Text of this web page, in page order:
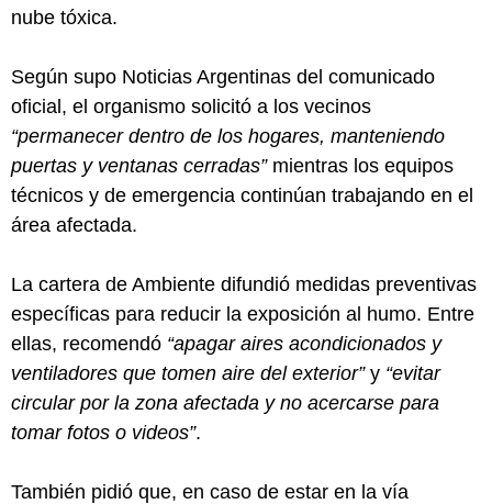
nube tóxica.
Según supo Noticias Argentinas del comunicado
oficial, el organismo solicitó a los vecinos
“permanecer dentro de los hogares, manteniendo
puertas y ventanas cerradas”mientras los equipos
técnicos y de emergencia continúan trabajando en el
área afectada.
La cartera de Ambiente difundió medidas preventivas
específicas para reducir la exposición al humo. Entre
ellas, recomendó “apagar aires acondicionados y
ventiladores que tomen aire del exterior”y “evitar
circular por la zona afectada y no acercarse para
tomar fotos o videos”.
También pidió que, en caso de estar en la vía